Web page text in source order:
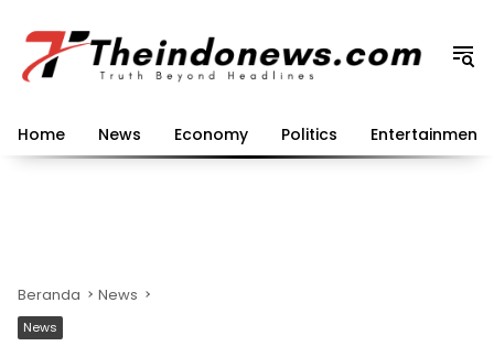
konten
Home News Economy Politics Entertainment
Beranda News
News